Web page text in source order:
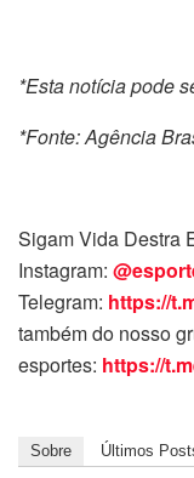
*Esta notícia pode
*Fonte: Agência
Sigam Vida Destra
Instagram:
Telegram: https://
também do nosso
esportes: https://
Sobre Últimos